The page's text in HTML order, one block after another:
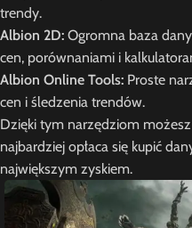
trendy.
Albion 2D: Ogromna baza
cen, porównaniami i
Albion Online Tools: Proste
cen i śledzenia trendów.
Dzięki tym narzędziom
najbardziej opłaca się kupić
największym zyskiem.